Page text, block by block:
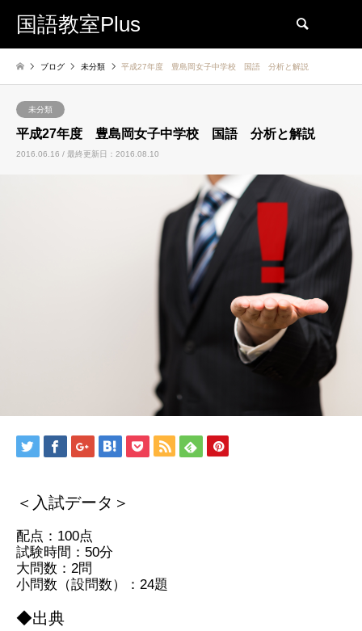
国語教室Plus
ブログ 未分類 平成27年度 豊島岡女子中学校 国語 分析と解説
未分類
平成27年度 豊島岡女子中学校 国語 分析と解説
2016.06.16 / 最終更新日：2016.08.10
＜入試データ＞
配点：100点
試験時間：50分
大問数：2問
小問数（設問数）：24題
◆出典